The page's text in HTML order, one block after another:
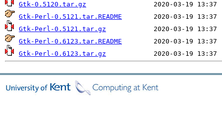
Gtk-0.5120.tar.gz
Gtk-Perl-0.5121.tar.README
Gtk-Perl-0.5121.tar.gz
Gtk-Perl-0.6123.tar.README
Gtk-Perl-0.6123.tar.gz